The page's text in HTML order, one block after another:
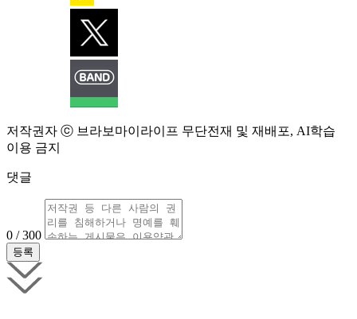
저작권자 ⓒ 브라보마이라이프 무단전재 및 재배포, AI학습
이용 금지
댓글
0 / 300